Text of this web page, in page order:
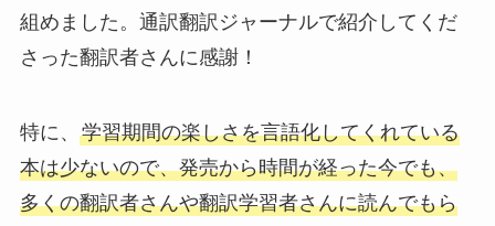
組めました。通訳翻訳ジャーナルで紹介してくだ
さった翻訳者さんに感謝！
特に、 学習期間の楽しさを言語化してくれている
本は少ないので、発売から時間が経った今でも、
多くの翻訳者さんや翻訳学習者さんに読んでもら